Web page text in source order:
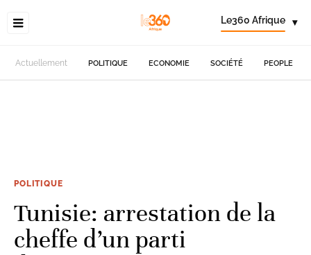
Le360 Afrique ▾
Actuellement POLITIQUE ECONOMIE SOCIÉTÉ PEOPLE
POLITIQUE
Tunisie: arrestation de la
cheffe d’un parti